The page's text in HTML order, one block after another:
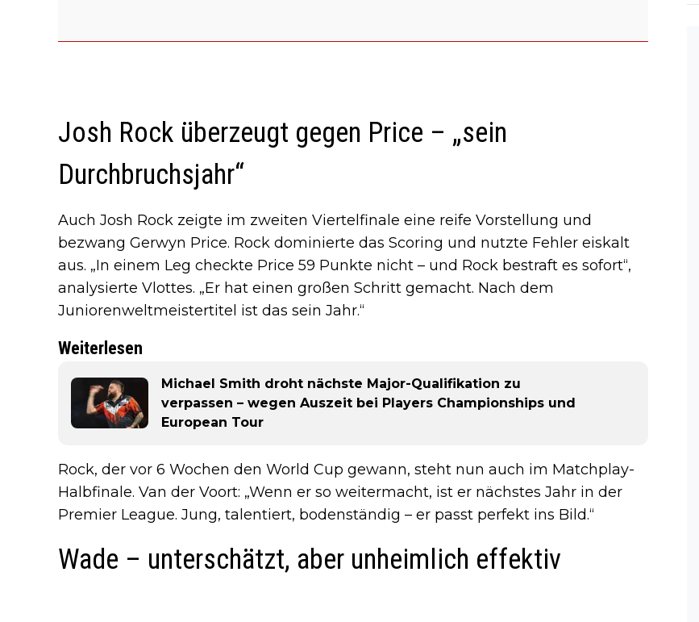
Josh Rock überzeugt gegen Price – „sein
Durchbruchsjahr“
Auch Josh Rock zeigte im zweiten Viertelfinale eine reife Vorstellung und
bezwang Gerwyn Price. Rock dominierte das Scoring und nutzte Fehler eiskalt
aus. „In einem Leg checkte Price 59 Punkte nicht – und Rock bestraft es sofort“,
analysierte Vlottes. „Er hat einen großen Schritt gemacht. Nach dem
Juniorenweltmeistertitel ist das sein Jahr.“
Weiterlesen
Michael Smith droht nächste Major-Qualifikation zu
verpassen – wegen Auszeit bei Players Championships und
European Tour
Rock, der vor 6 Wochen den World Cup gewann, steht nun auch im Matchplay-
Halbfinale. Van der Voort: „Wenn er so weitermacht, ist er nächstes Jahr in der
Premier League. Jung, talentiert, bodenständig – er passt perfekt ins Bild.“
Wade – unterschätzt, aber unheimlich effektiv